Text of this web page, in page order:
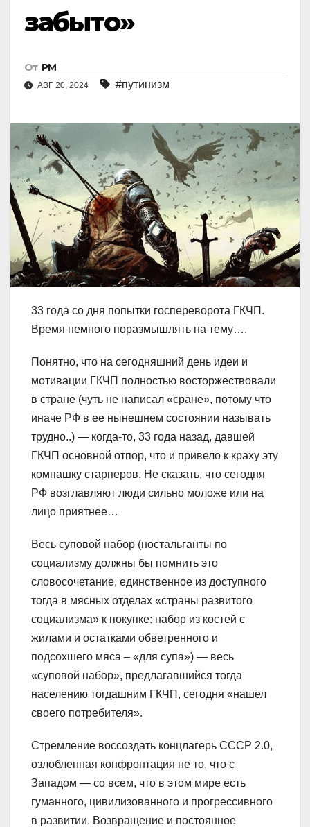
забыто»
От РМ
АВГ 20, 2024 #путинизм
33 года со дня попытки госпереворота ГКЧП.
Время немного поразмышлять на тему….
Понятно, что на сегодняшний день идеи и
мотивации ГКЧП полностью восторжествовали
в стране (чуть не написал «сране», потому что
иначе РФ в ее нынешнем состоянии называть
трудно..) — когда-то, 33 года назад, давшей
ГКЧП основной отпор, что и привело к краху эту
компашку старперов. Не сказать, что сегодня
РФ возглавляют люди сильно моложе или на
лицо приятнее…
Весь суповой набор (ностальганты по
социализму должны бы помнить это
словосочетание, единственное из доступного
тогда в мясных отделах «страны развитого
социализма» к покупке: набор из костей с
жилами и остатками обветренного и
подсохшего мяса – «для супа») — весь
«суповой набор», предлагавшийся тогда
населению тогдашним ГКЧП, сегодня «нашел
своего потребителя».
Стремление воссоздать концлагерь СССР 2.0,
озлобленная конфронтация не то, что с
Западом — со всем, что в этом мире есть
гуманного, цивилизованного и прогрессивного
в развитии. Возвращение и постоянное